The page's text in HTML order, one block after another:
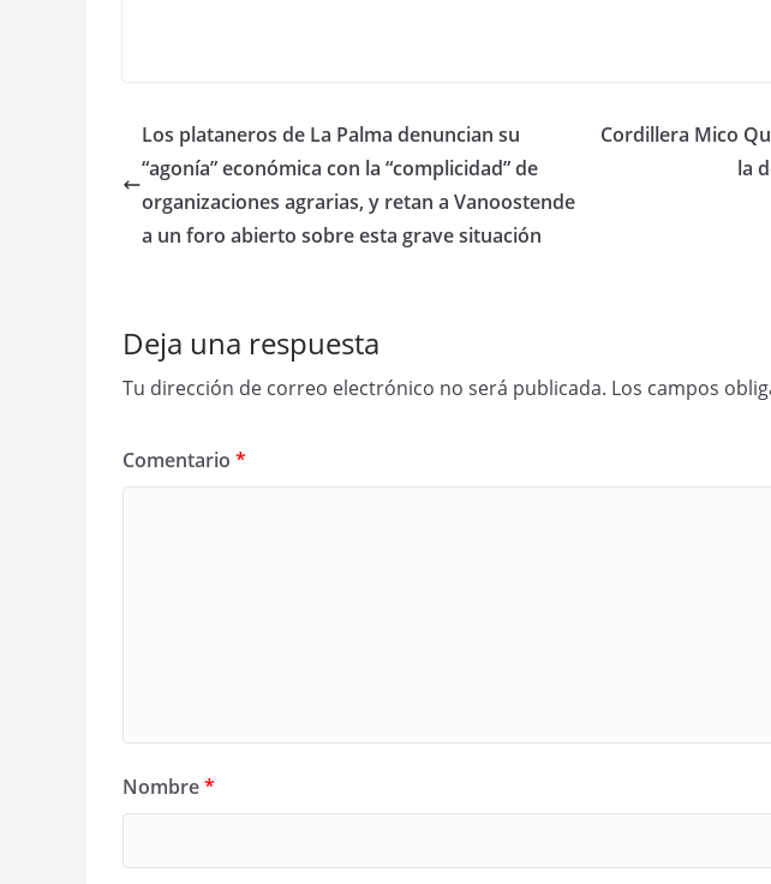
Los plataneros de La Palma denuncian su
“agonía” económica con la “complicidad” de
organizaciones agrarias, y retan a Vanoostende
a un foro abierto sobre esta grave situación
Cordillera Mico
la
Deja una respuesta
Tu dirección de correo electrónico no será publicada. Los campos
Comentario *
Nombre*